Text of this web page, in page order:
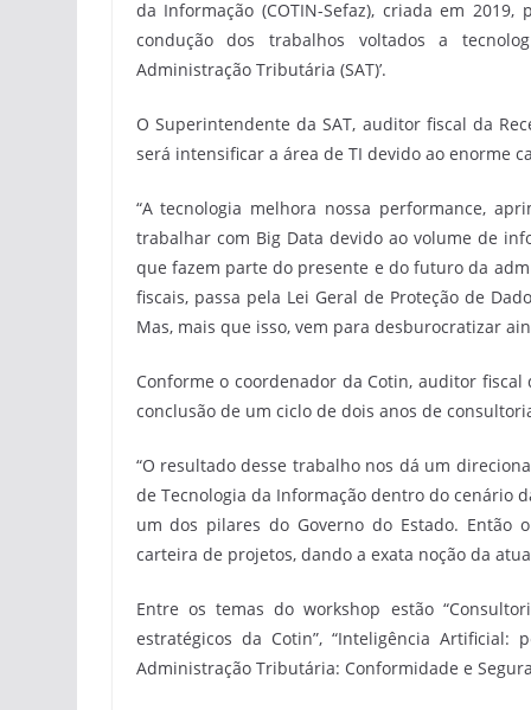
da Informação (COTIN-Sefaz), criada em
condução dos trabalhos voltados a
Administração Tributária (SAT)’.
O Superintendente da SAT, auditor fiscal da
será intensificar a área de TI devido ao enorme
“A tecnologia melhora nossa performance,
trabalhar com Big Data devido ao volume de
que fazem parte do presente e do futuro da
fiscais, passa pela Lei Geral de Proteção de
Mas, mais que isso, vem para desburocratizar
Conforme o coordenador da Cotin, auditor
conclusão de um ciclo de dois anos de
“O resultado desse trabalho nos dá um
de Tecnologia da Informação dentro do cenário
um dos pilares do Governo do Estado. Então
carteira de projetos, dando a exata noção da
Entre os temas do workshop estão
estratégicos da Cotin”, “Inteligência Artificial:
Administração Tributária: Conformidade e